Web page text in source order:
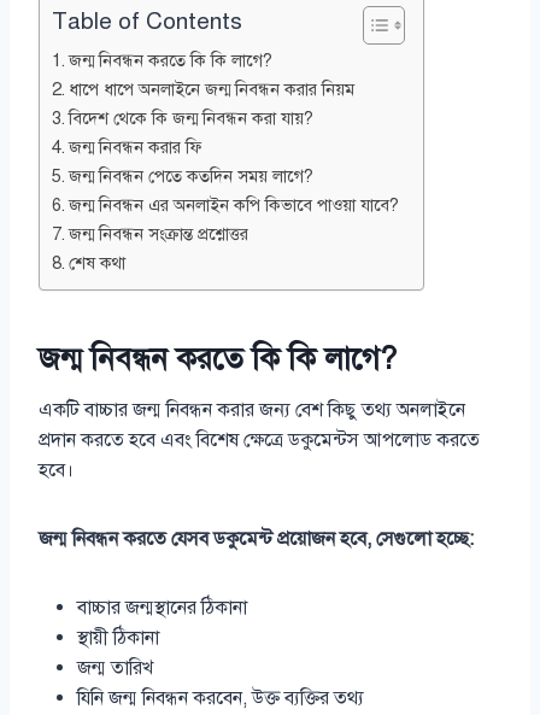
Table of Contents
জন্ম নিবন্ধন করতে কি কি লাগে?
ধাপে ধাপে অনলাইনে জন্ম নিবন্ধন করার নিয়ম
বিদেশ থেকে কি জন্ম নিবন্ধন করা যায়?
জন্ম নিবন্ধন করার ফি
জন্ম নিবন্ধন পেতে কতদিন সময় লাগে?
জন্ম নিবন্ধন এর অনলাইন কপি কিভাবে পাওয়া যাবে?
জন্ম নিবন্ধন সংক্রান্ত প্রশ্নোত্তর
শেষ কথা
জন্ম নিবন্ধন করতে কি কি লাগে?
একটি বাচ্চার জন্ম নিবন্ধন করার জন্য বেশ কিছু তথ্য অনলাইনে
প্রদান করতে হবে এবং বিশেষ ক্ষেত্রে ডকুমেন্টস আপলোড করতে
হবে।
জন্ম নিবন্ধন করতে যেসব ডকুমেন্ট প্রয়োজন হবে, সেগুলো হচ্ছে:
বাচ্চার জন্মস্থানের ঠিকানা
স্থায়ী ঠিকানা
জন্ম তারিখ
যিনি জন্ম নিবন্ধন করবেন, উক্ত ব্যক্তির তথ্য